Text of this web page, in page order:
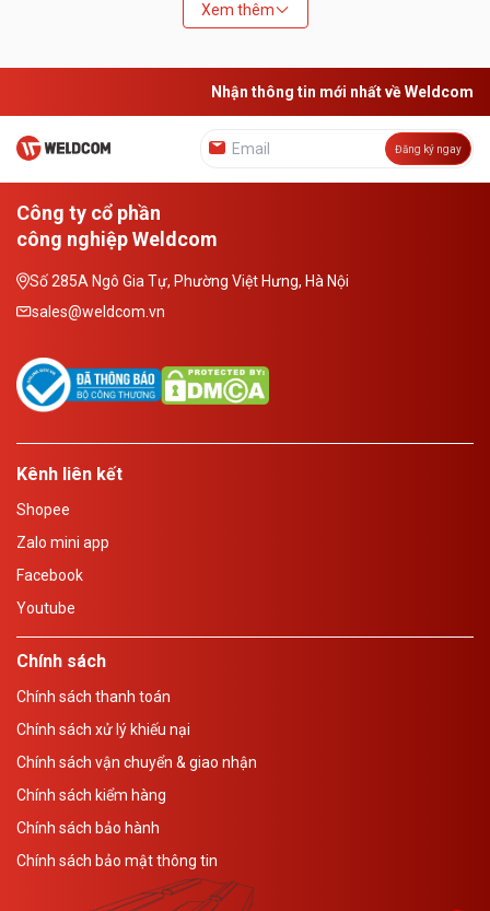
Xem thêm
Nhận thông tin mới nhất về Weldcom
Đăng ký ngay
Công ty cổ phần
công nghiệp Weldcom
Số 285A Ngô Gia Tự, Phường Việt Hưng, Hà Nội
sales@weldcom.vn
Kênh liên kết
Shopee
Zalo mini app
Facebook
Youtube
Chính sách
Chính sách thanh toán
Chính sách xử lý khiếu nại
Chính sách vận chuyển & giao nhận
Chính sách kiểm hàng
Chính sách bảo hành
Chính sách bảo mật thông tin